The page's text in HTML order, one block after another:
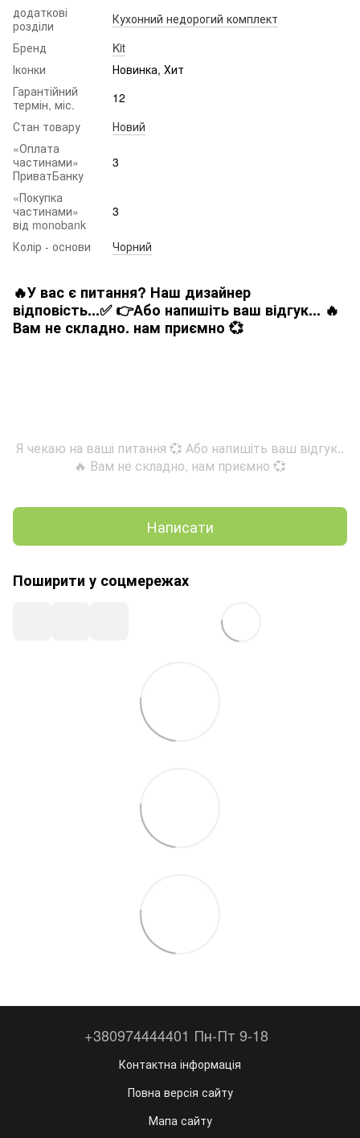
додаткові
розділи
Кухонний недорогий комплект
Бренд
Kit
Іконки
Новинка, Хит
Гарантійний
термін, міс.
12
Стан товару
Новий
«Оплата
частинами»
ПриватБанку
3
«Покупка
частинами»
від monobank
3
Колір - основи Чорний
🔥У вас є питання? Наш дизайнер
відповість...✅ 👉Або напишіть ваш відгук... 🔥
Вам не складно. нам приємно 💞
Я чекаю на ваші питання 💞 Або напишіть ваш відгук..
🔥 Вам не складно, нам приємно 💞
Написати
Поширити у соцмережах
+380974444401 Пн-Пт 9-18
Контактна інформація
Повна версія сайту
Мапа сайту